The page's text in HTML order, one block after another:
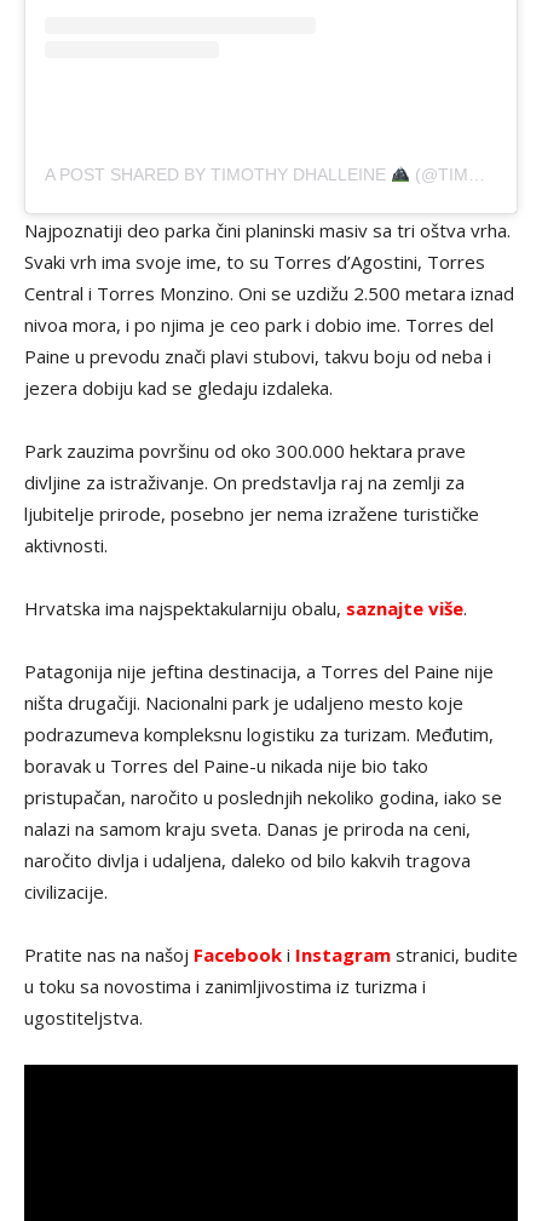
A POST SHARED BY TIMOTHY DHALLEINE (@TIMOTHYDHALLEINE)
Najpoznatiji deo parka čini planinski masiv sa tri oštva vrha.
Svaki vrh ima svoje ime, to su Torres d’Agostini, Torres
Central i Torres Monzino. Oni se uzdižu 2.500 metara iznad
nivoa mora, i po njima je ceo park i dobio ime. Torres del
Paine u prevodu znači plavi stubovi, takvu boju od neba i
jezera dobiju kad se gledaju izdaleka.
Park zauzima površinu od oko 300.000 hektara prave
divljine za istraživanje. On predstavlja raj na zemlji za
ljubitelje prirode, posebno jer nema izražene turističke
aktivnosti.
Hrvatska ima najspektakularniju obalu, saznajte više.
Patagonija nije jeftina destinacija, a Torres del Paine nije
ništa drugačiji. Nacionalni park je udaljeno mesto koje
podrazumeva kompleksnu logistiku za turizam. Međutim,
boravak u Torres del Paine-u nikada nije bio tako
pristupačan, naročito u poslednjih nekoliko godina, iako se
nalazi na samom kraju sveta. Danas je priroda na ceni,
naročito divlja i udaljena, daleko od bilo kakvih tragova
civilizacije.
Pratite nas na našoj Facebook i Instagram stranici, budite
u toku sa novostima i zanimljivostima iz turizma i
ugostiteljstva.